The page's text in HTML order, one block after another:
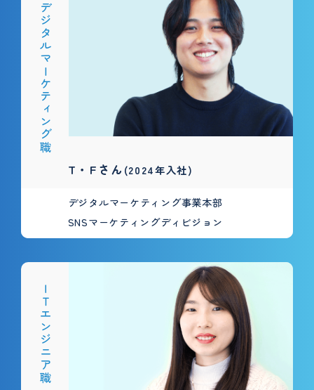
デジタルマーケティング職
T・Fさん(2024年入社)
デジタルマーケティング事業本部
SNSマーケティングディビジョン
ＩＴエンジニア職